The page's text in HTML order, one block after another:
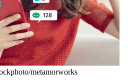
metamorworks